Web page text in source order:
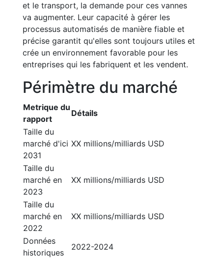
et le transport, la demande pour ces vannes
va augmenter. Leur capacité à gérer les
processus automatisés de manière fiable et
précise garantit qu'elles sont toujours utiles et
crée un environnement favorable pour les
entreprises qui les fabriquent et les vendent.
Périmètre du marché
Metrique du
rapport
Détails
Taille du
marché d'ici
2031
XX millions/milliards USD
Taille du
marché en
2023
XX millions/milliards USD
Taille du
marché en
2022
XX millions/milliards USD
Données
historiques
2022-2024